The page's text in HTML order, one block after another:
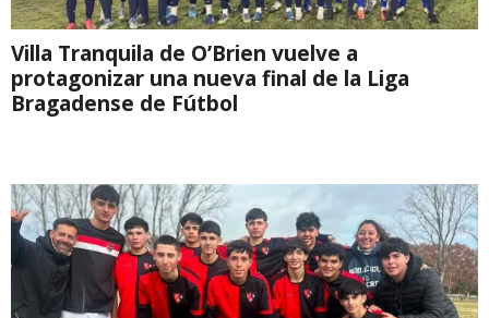
Villa Tranquila de O’Brien vuelve a
protagonizar una nueva final de la Liga
Bragadense de Fútbol